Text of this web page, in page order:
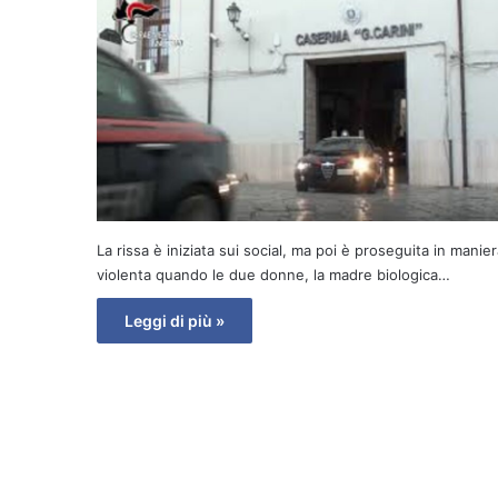
La rissa è iniziata sui social, ma poi è proseguita in
violenta quando le due donne, la madre biologica…
Leggi di più »